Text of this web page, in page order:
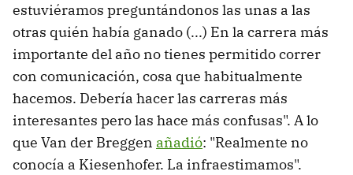
estuviéramos preguntándonos las unas a las
otras quién había ganado (...) En la carrera más
importante del año no tienes permitido correr
con comunicación, cosa que habitualmente
hacemos. Debería hacer las carreras más
interesantes pero las hace más confusas". A lo
que Van der Breggen añadió: "Realmente no
conocía a Kiesenhofer. La infraestimamos".